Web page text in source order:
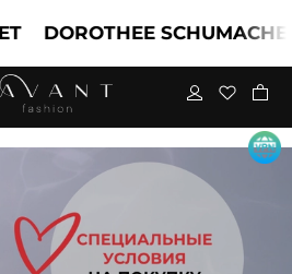
DOROTHEE SCHUMACHER